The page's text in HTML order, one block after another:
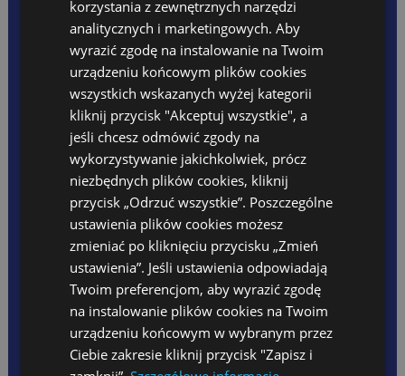
PLANY DNIA
REKRUTACJA
DLA RODZICA
Raporty z zajęć ŻŁOBEK
Raporty z zajęć POLSKIE
Jadłospis
Opłaty
Kącik rodzica
Kalendarz wydarzeń
Dni wolne
Rodo
Ubezpieczenie 2024/2025
Standardy Ochrony Małoletnich
PROJEKT UNIJNY
TEACHERS ZONE
Anglojęzyczna Szkoła Podstawowa
Szkoła Języka Angielskiego International House
Zintegrowana Edukacja Wczesnoszkolna i Przedszkolna.
Ukończyłam również Wyższą Szkołę Pedagogiczną
im. Janusza Korczaka w Warszawie, gdzie zdobyłam tytuł
magistra na kierunku Terapia Zajęciowa. Posiadam również
kwalifikacje Oligofrenopedagoga, które zdobyłam w Akademii
WSB w Dąbrowie Górniczej.
Doświadczenie w pracy z dziećmi zdobyłam odbywając liczne
praktyki oraz staże w placówkach szkolnych i przedszkolnych.
Praca z dziećmi dostarcza mi wiele radości oraz satysfakcji.
Do każdego dziecka staram podchodzić indywidualnie. Dzieci
uczą nas cierpliwości oraz dystansu do siebie.
Prowadzę aktywny tryb życia.
korzystania z zewnętrznych narzędzi
analitycznych i marketingowych. Aby
wyrazić zgodę na instalowanie na Twoim
urządzeniu końcowym plików cookies
wszystkich wskazanych wyżej kategorii
kliknij przycisk "Akceptuj wszystkie", a
jeśli chcesz odmówić zgody na
wykorzystywanie jakichkolwiek, prócz
niezbędnych plików cookies, kliknij
przycisk „Odrzuć wszystkie”. Poszczególne
ustawienia plików cookies możesz
zmieniać po kliknięciu przycisku „Zmień
ustawienia”. Jeśli ustawienia odpowiadają
Twoim preferencjom, aby wyrazić zgodę
na instalowanie plików cookies na Twoim
urządzeniu końcowym w wybranym przez
Ciebie zakresie kliknij przycisk "Zapisz i